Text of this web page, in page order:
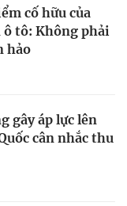
cố hữu của
ô tô: Không phải
hảo
gây áp lực lên
cân nhắc thu